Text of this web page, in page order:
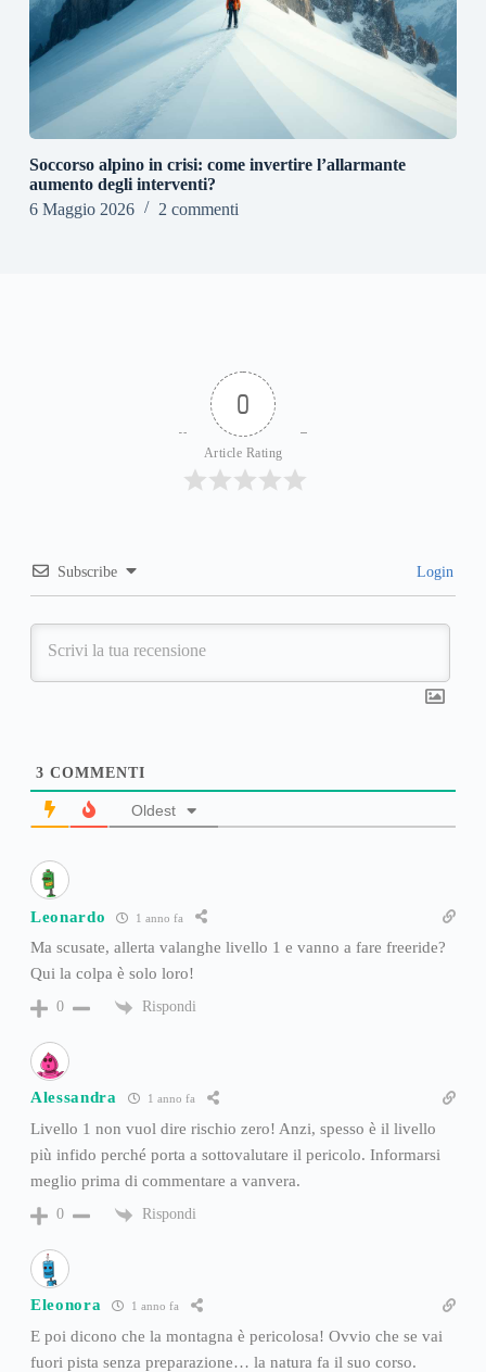
Soccorso alpino in crisi: come invertire l’allarmante
aumento degli interventi?
6 Maggio 2026
2 commenti
0
Article Rating
Subscribe Login
3 COMMENTI
Oldest
Leonardo 1 anno fa
Ma scusate, allerta valanghe livello 1 e vanno a fare freeride?
Qui la colpa è solo loro!
0 Rispondi
Alessandra 1 anno fa
Livello 1 non vuol dire rischio zero! Anzi, spesso è il livello
più infido perché porta a sottovalutare il pericolo. Informarsi
meglio prima di commentare a vanvera.
0 Rispondi
Eleonora 1 anno fa
E poi dicono che la montagna è pericolosa! Ovvio che se vai
fuori pista senza preparazione… la natura fa il suo corso.